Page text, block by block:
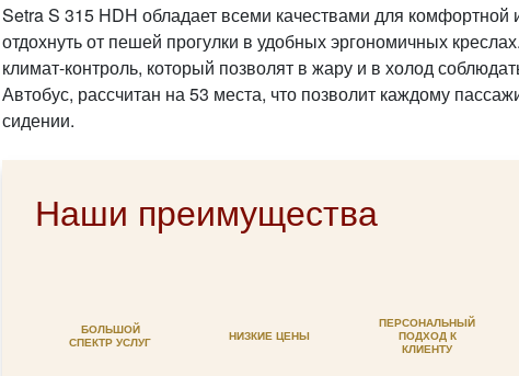
Setra S 315 HDH обладает всеми качествами для комфортной
отдохнуть от пешей прогулки в удобных эргономичных
климат-контроль, который позволят в жару и в холод
Автобус, рассчитан на 53 места, что позволит каждому
сидении.
Наши преимущества
БОЛЬШОЙ
СПЕКТР УСЛУГ
НИЗКИЕ ЦЕНЫ
ПЕРСОНАЛЬНЫЙ
ПОДХОД К
КЛИЕНТУ